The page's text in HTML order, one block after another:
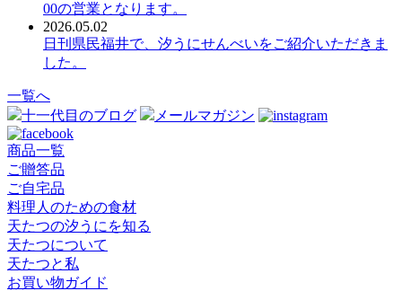
00の営業となります。
2026.05.02
日刊県民福井で、汐うにせんべいをご紹介いただきま
した。
一覧へ
十一代目のブログ
メールマガジン
商品一覧
ご贈答品
ご自宅品
料理人のための食材
天たつの汐うにを知る
天たつについて
天たつと私
お買い物ガイド